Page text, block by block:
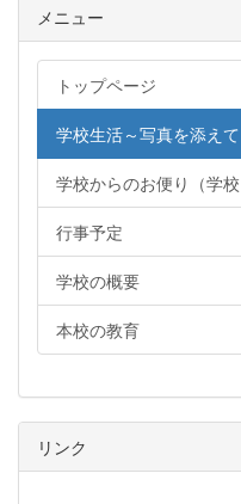
メニュー
トップページ
学校生活～写真を添えて
学校からのお便り（学
行事予定
学校の概要
本校の教育
リンク